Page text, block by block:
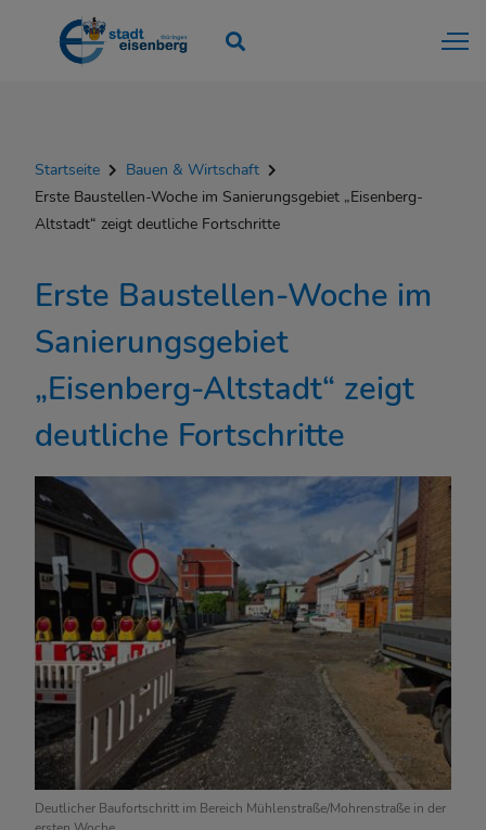
Startseite
Bauen & Wirtschaft
Erste Baustellen-Woche im Sanierungsgebiet „Eisenberg-
Altstadt“ zeigt deutliche Fortschritte
Erste Baustellen-Woche im
Sanierungsgebiet
„Eisenberg-Altstadt“ zeigt
deutliche Fortschritte
Deutlicher Baufortschritt im Bereich Mühlenstraße/Mohrenstraße in der